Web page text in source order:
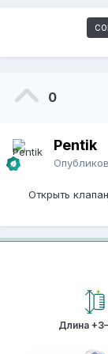
0
Pentik
Открыть
Длина